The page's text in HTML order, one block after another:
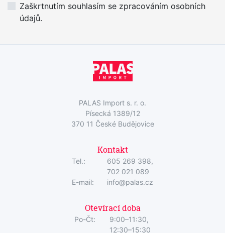
Zaškrtnutím souhlasím se zpracováním osobních
údajů.
PALAS Import s. r. o.
Písecká 1389/12
370 11 České Budějovice
Kontakt
Tel.:
605 269 398,
702 021 089
E-mail:
info@palas.cz
Otevírací doba
Po-Čt:
9:00–11:30,
12:30–15:30